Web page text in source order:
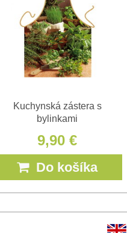
Kuchynská zástera s
bylinkami
9,90 €
Do košíka